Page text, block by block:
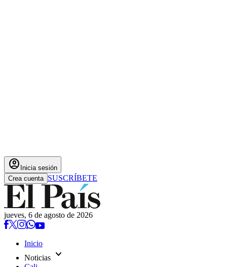
account_circle Inicia sesión
Crea cuenta SUSCRÍBETE
jueves, 6 de agosto de 2026
Inicio
Noticias expand_more